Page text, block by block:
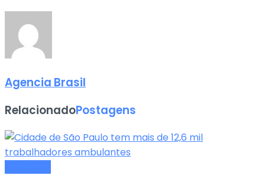
Agencia Brasil
RelacionadoPostagens